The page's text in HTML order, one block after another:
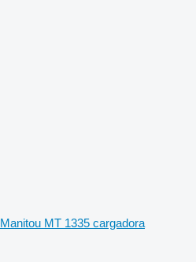
Manitou MT 1335 cargadora